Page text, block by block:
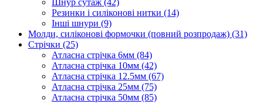
Шнур сутаж (42)
Резинки і силіконові нитки (14)
Інші шнури (9)
Молди, силіконові формочки (повний розпродаж) (31)
Стрічки (25)
Атласна стрічка 6мм (84)
Атласна стрічка 10мм (42)
Атласна стрічка 12.5мм (67)
Атласна стрічка 25мм (75)
Атласна стрічка 50мм (85)